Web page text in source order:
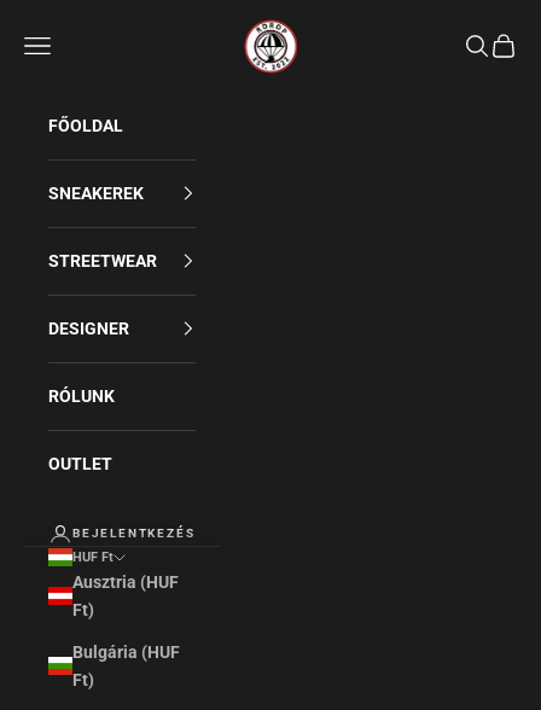
Rdrop
Keresés
FŐOLDAL
SNEAKEREK
STREETWEAR
DESIGNER
RÓLUNK
OUTLET
BEJELENTKEZÉS
HUF Ft
Ausztria (HUF
Ft)
Bulgária (HUF
Ft)